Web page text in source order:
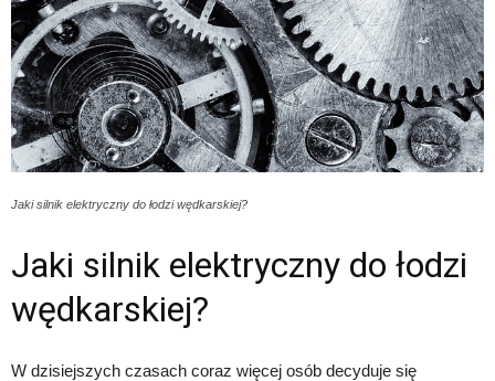
Jaki silnik elektryczny do łodzi wędkarskiej?
Jaki silnik elektryczny do łodzi
wędkarskiej?
W dzisiejszych czasach coraz więcej osób decyduje się